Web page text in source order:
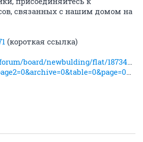
связанных с нашим домом на
(короткая ссылка)
board/newbulding/flat/